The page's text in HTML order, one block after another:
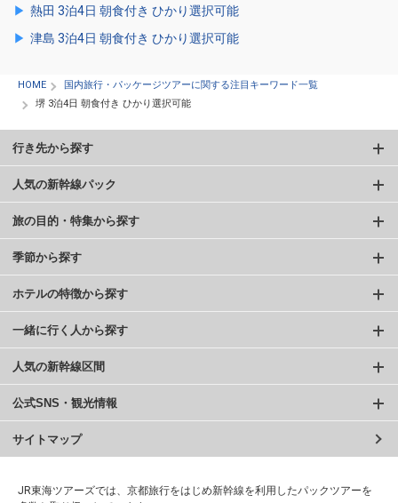
熱田 3泊4日 朝食付き ひかり選択可能
津島 3泊4日 朝食付き ひかり選択可能
HOME
国内旅行・パッケージツアーに関する注目キーワード一覧
堺 3泊4日 朝食付き ひかり選択可能
行き先から探す
人気の新幹線パック
旅の目的・特集から探す
季節から探す
ホテルの特徴から探す
一緒に行く人から探す
人気の新幹線区間
公式SNS・観光情報
サイトマップ
JR東海ツアーズでは、京都旅行をはじめ新幹線を利用したパックツアーを